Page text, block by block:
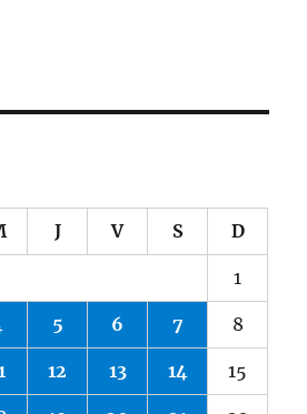
J V S D
1
5 6 7 8
12 13 14 15